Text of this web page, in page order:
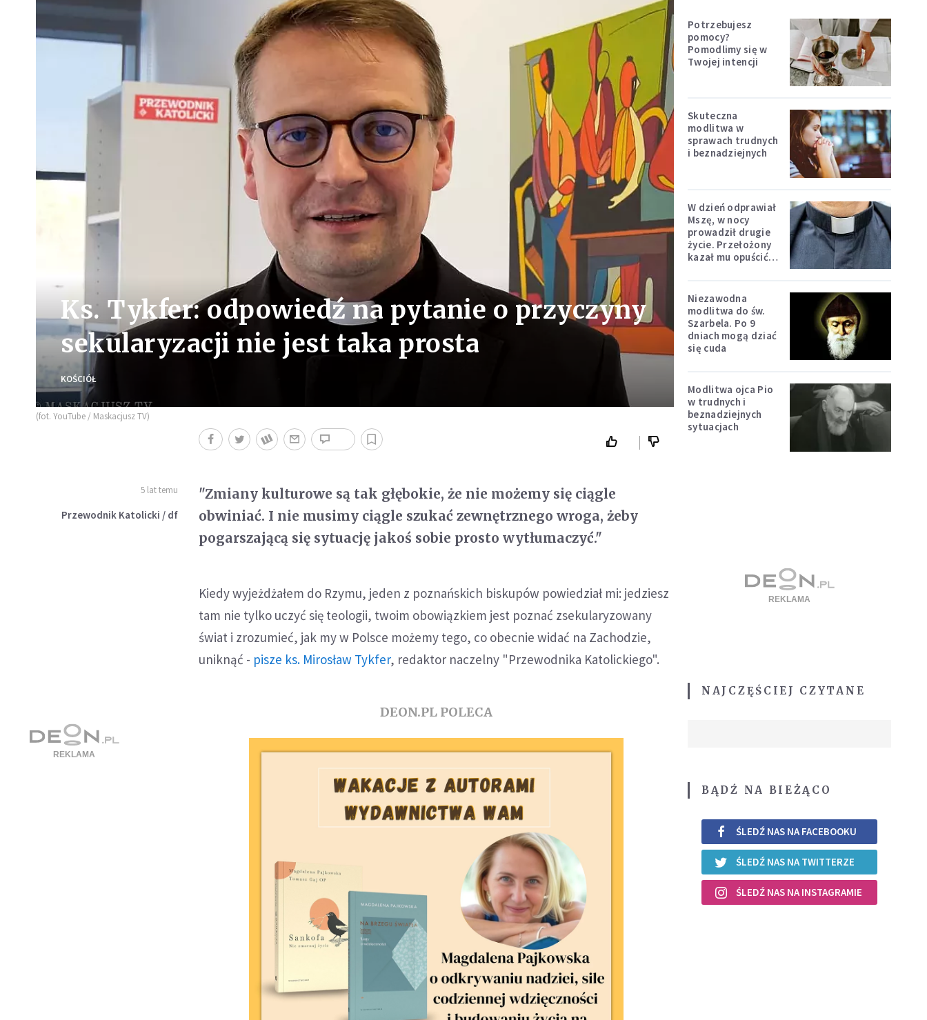
Ks. Tykfer: odpowiedź na pytanie o przyczyny
sekularyzacji nie jest taka prosta
KOŚCIÓŁ
(fot. YouTube / Maskacjusz TV)
5 lat temu
Przewodnik Katolicki / df
"Zmiany kulturowe są tak głębokie, że nie możemy się ciągle
obwiniać. I nie musimy ciągle szukać zewnętrznego wroga, żeby
pogarszającą się sytuację jakoś sobie prosto wytłumaczyć."
Kiedy wyjeżdżałem do Rzymu, jeden z poznańskich biskupów powiedział mi: jedziesz
tam nie tylko uczyć się teologii, twoim obowiązkiem jest poznać zsekularyzowany
świat i zrozumieć, jak my w Polsce możemy tego, co obecnie widać na Zachodzie,
uniknąć - pisze ks. Mirosław Tykfer, redaktor naczelny "Przewodnika Katolickiego".
DEON.PL POLECA
Potrzebujesz
pomocy?
Pomodlimy się w
Twojej intencji
Skuteczna
modlitwa w
sprawach trudnych
i beznadziejnych
W dzień odprawiał
Mszę, w nocy
prowadził drugie
życie. Przełożony
kazał mu opuścić
Niezawodna
modlitwa do św.
Szarbela. Po 9
dniach mogą dziać
się cuda
Modlitwa ojca Pio
w trudnych i
beznadziejnych
sytuacjach
NAJCZĘŚCIEJ CZYTANE
BĄDŹ NA BIEŻĄCO
ŚLEDŹ NAS NA FACEBOOKU
ŚLEDŹ NAS NA TWITTERZE
ŚLEDŹ NAS NA INSTAGRAMIE